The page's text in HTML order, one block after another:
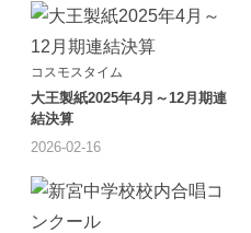
コスモスタイム
大王製紙2025年4月～12月期連
結決算
2026-02-16